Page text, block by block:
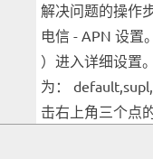
解决问题的操作
电信 - APN 设置
）进入详细设置
为：
击右上角三个点